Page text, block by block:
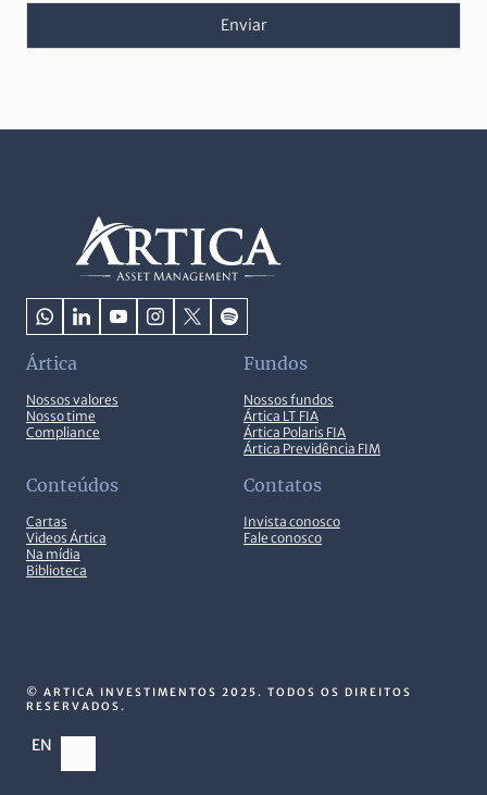
Enviar
Ártica
Nossos valores
Nosso time
Compliance
Fundos
Nossos fundos
Ártica LT FIA
Ártica Polaris FIA
Ártica Previdência FIM
Conteúdos
Cartas
Videos Ártica
Na mídia
Biblioteca
Contatos
Invista conosco
Fale conosco
© ARTICA INVESTIMENTOS 2025. TODOS OS DIREITOS
RESERVADOS.
EN